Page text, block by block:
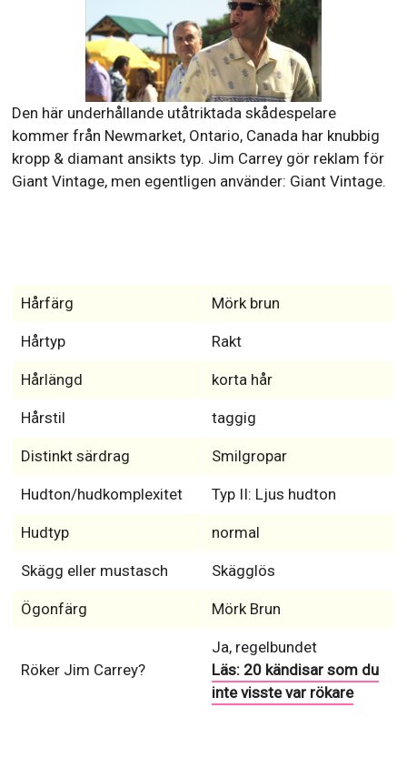
Den här underhållande utåtriktada skådespelare
kommer från Newmarket, Ontario, Canada har knubbig
kropp & diamant ansikts typ. Jim Carrey gör reklam för
Giant Vintage, men egentligen använder: Giant Vintage.
Hårfärg Mörk brun
Hårtyp Rakt
Hårlängd korta hår
Hårstil taggig
Distinkt särdrag Smilgropar
Hudton/hudkomplexitet Typ II: Ljus hudton
Hudtyp normal
Skägg eller mustasch Skägglös
Ögonfärg Mörk Brun
Röker Jim Carrey?
Ja, regelbundet
Läs: 20 kändisar som du
inte visste var rökare